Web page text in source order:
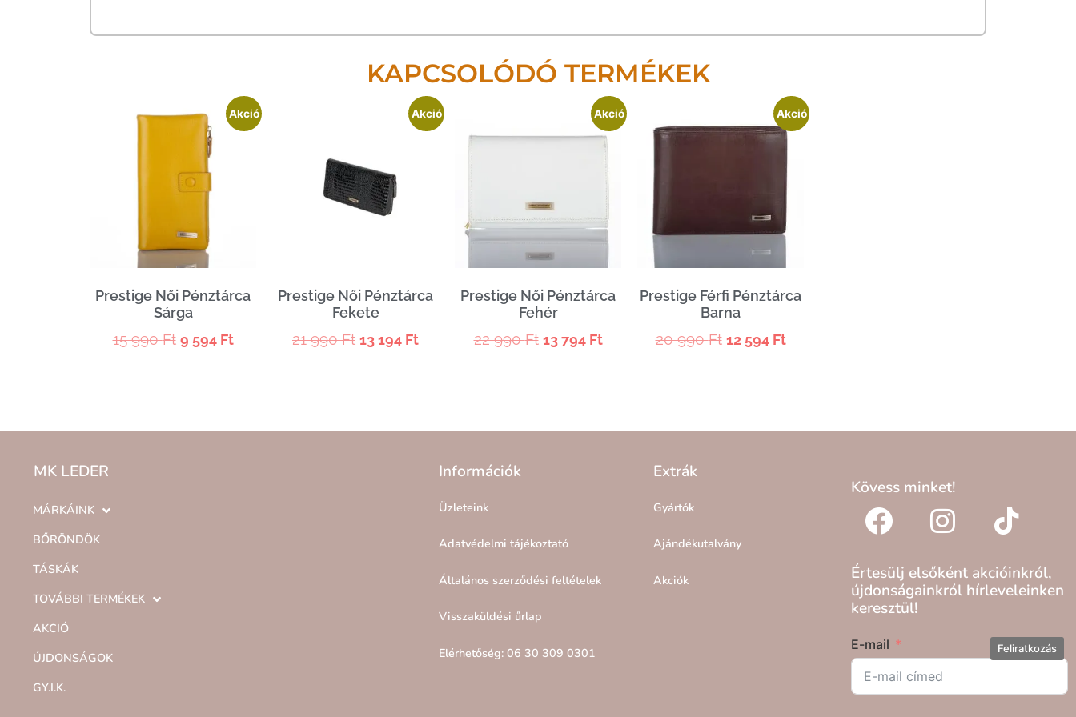
KAPCSOLÓDÓ TERMÉKEK
Akció
Prestige Női Pénztárca
Sárga
15 990Ft 9 594 Ft
Akció
Prestige Női Pénztárca
Fekete
21 990Ft 13 194 Ft
Akció
Prestige Női Pénztárca
Fehér
22 990Ft 13 794 Ft
Akció
Prestige Férfi Pénztárca
Barna
20 990Ft 12 594 Ft
MK LEDER
MÁRKÁINK
BŐRÖNDÖK
TÁSKÁK
TOVÁBBI TERMÉKEK
AKCIÓ
ÚJDONSÁGOK
GY.I.K.
Információk
Üzleteink
Adatvédelmi tájékoztató
Általános szerződési feltételek
Visszaküldési űrlap
Elérhetőség: 06 30 309 0301
Extrák
Gyártók
Ajándékutalvány
Akciók
Kövess minket!
Értesülj elsőként akcióinkról,
újdonságainkról hírleveleinken
keresztül!
E-mail Feliratkozás